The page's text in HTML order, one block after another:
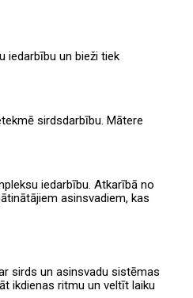
iedarbību un bieži tiek
sirdsdarbību. Mātere
iedarbību. Atkarībā no
asinsvadiem, kas
sirds un asinsvadu sistēmas
ikdienas ritmu un veltīt laiku